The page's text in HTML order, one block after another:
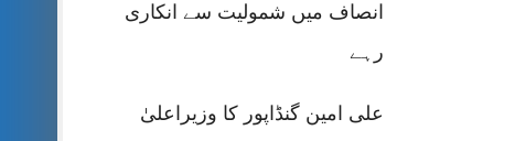
انصاف میں شمولیت سے انکاری
رہے
علی امین گنڈاپور کا وزیراعلیٰ